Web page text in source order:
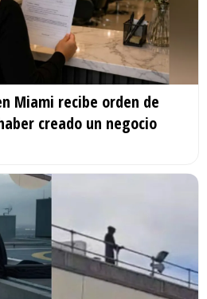
Miami recibe orden de
creado un negocio